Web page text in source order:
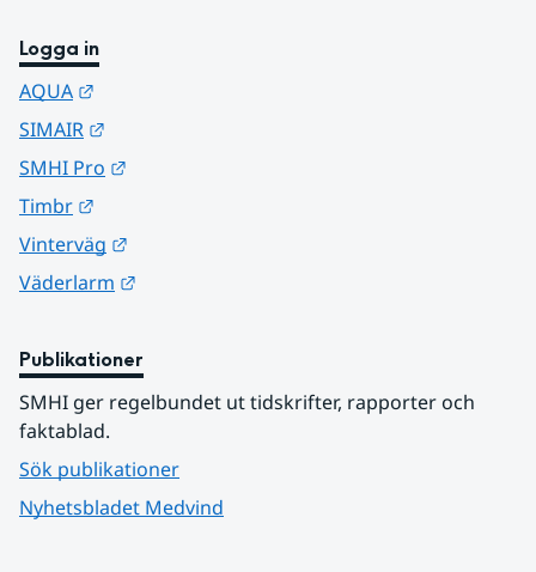
Logga in
AQUA
SIMAIR
SMHI Pro
Timbr
Vinterväg
Väderlarm
Publikationer
SMHI ger regelbundet ut tidskrifter, rapporter och
faktablad.
Sök publikationer
Nyhetsbladet Medvind